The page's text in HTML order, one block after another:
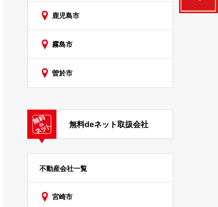
鹿児島市
霧島市
曽於市
無料deネット取扱会社
不動産会社一覧
宮崎市